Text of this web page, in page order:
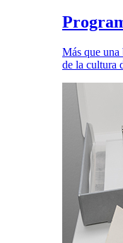
Más que
de la cultura